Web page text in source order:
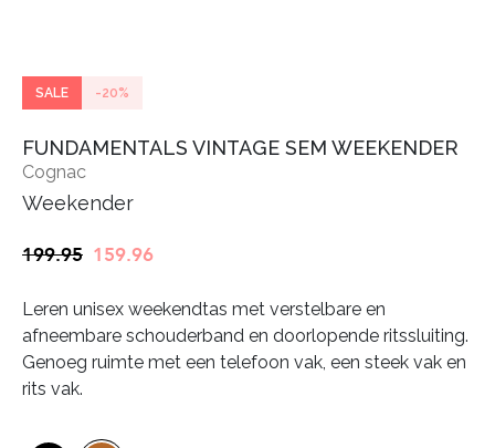
SALE -20%
FUNDAMENTALS VINTAGE SEM WEEKENDER
Cognac
Weekender
199.95 Oorspronkelijke
was:
€199.95.
159.96Huidige
is:
€159.96.
Leren unisex weekendtas met verstelbare en
afneembare schouderband en doorlopende ritssluiting.
Genoeg ruimte met een telefoon vak, een steek vak en
rits vak.